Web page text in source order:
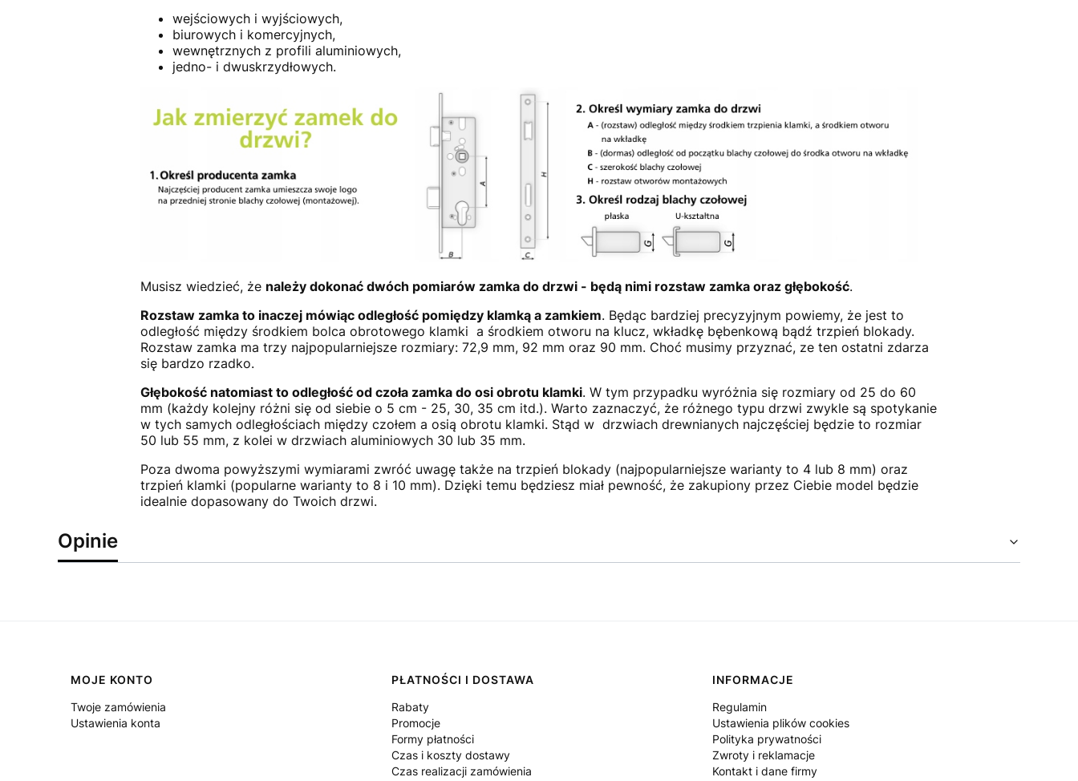
wejściowych i wyjściowych,
biurowych i komercyjnych,
wewnętrznych z profili aluminiowych,
jedno- i dwuskrzydłowych.
Musisz wiedzieć, że należy dokonać dwóch pomiarów zamka do drzwi - będą nimi rozstaw zamka oraz głębokość.
Rozstaw zamka to inaczej mówiąc odległość pomiędzy klamką a zamkiem. Będąc bardziej precyzyjnym powiemy, że jest to
odległość między środkiem bolca obrotowego klamki a środkiem otworu na klucz, wkładkę bębenkową bądź trzpień blokady.
Rozstaw zamka ma trzy najpopularniejsze rozmiary: 72,9 mm, 92 mm oraz 90 mm. Choć musimy przyznać, ze ten ostatni zdarza
się bardzo rzadko.
Głębokość natomiast to odległość od czoła zamka do osi obrotu klamki. W tym przypadku wyróżnia się rozmiary od 25 do 60
mm (każdy kolejny różni się od siebie o 5 cm - 25, 30, 35 cm itd.). Warto zaznaczyć, że różnego typu drzwi zwykle są spotykanie
w tych samych odległościach między czołem a osią obrotu klamki. Stąd w drzwiach drewnianych najczęściej będzie to rozmiar
50 lub 55 mm, z kolei w drzwiach aluminiowych 30 lub 35 mm.
Poza dwoma powyższymi wymiarami zwróć uwagę także na trzpień blokady (najpopularniejsze warianty to 4 lub 8 mm) oraz
trzpień klamki (popularne warianty to 8 i 10 mm). Dzięki temu będziesz miał pewność, że zakupiony przez Ciebie model będzie
idealnie dopasowany do Twoich drzwi.
Opinie
Linki w stopce
MOJE KONTO
Twoje zamówienia
Ustawienia konta
PŁATNOŚCI I DOSTAWA
Rabaty
Promocje
Formy płatności
Czas i koszty dostawy
Czas realizacji zamówienia
INFORMACJE
Regulamin
Ustawienia plików cookies
Polityka prywatności
Zwroty i reklamacje
Kontakt i dane firmy